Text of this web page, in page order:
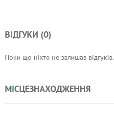
ВІДГУКИ (0)
Поки що ніхто не залишав відгуків.
МІСЦЕЗНАХОДЖЕННЯ